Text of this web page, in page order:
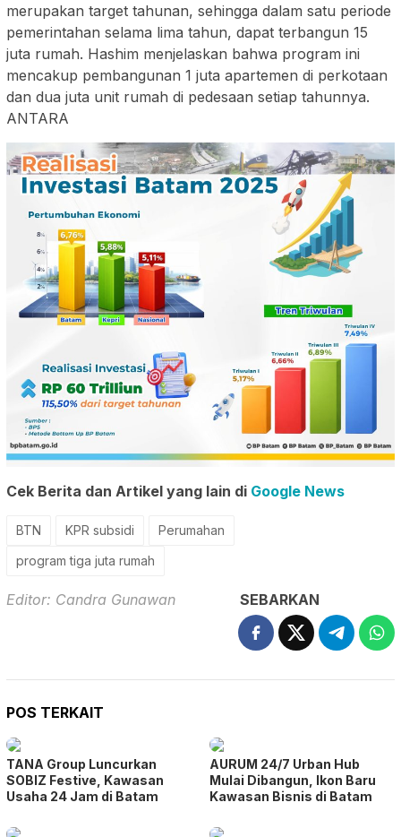
merupakan target tahunan, sehingga dalam satu periode
pemerintahan selama lima tahun, dapat terbangun 15
juta rumah. Hashim menjelaskan bahwa program ini
mencakup pembangunan 1 juta apartemen di perkotaan
dan dua juta unit rumah di pedesaan setiap tahunnya.
ANTARA
Cek Berita dan Artikel yang lain di Google News
BTN KPR subsidi
Perumahan
program tiga juta rumah
Editor: Candra Gunawan SEBARKAN
POS TERKAIT
TANA Group Luncurkan
SOBIZ Festive, Kawasan
Usaha 24 Jam di Batam
AURUM 24/7 Urban Hub
Mulai Dibangun, Ikon Baru
Kawasan Bisnis di Batam